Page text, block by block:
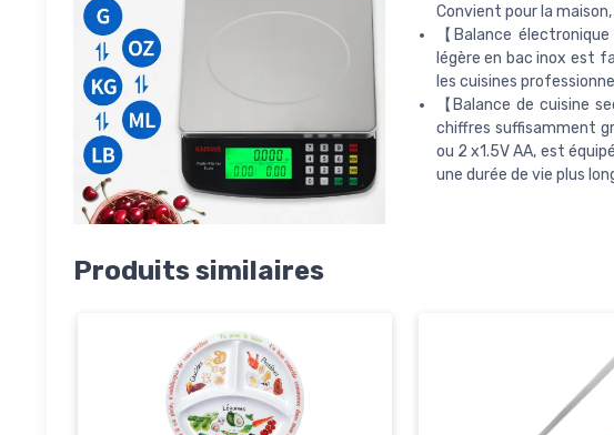
Convient pour la
【Balance
légère en bac inox est
les cuisines
【Balance de cuisine
chiffres suffisamment
ou 2 x1.5V AA, est
une durée de vie plus
Produits similaires